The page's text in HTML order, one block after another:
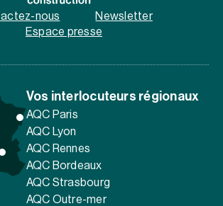
nous
Newsletter
Espace presse
Vos interlocuteurs régionaux
AQC Paris
AQC Lyon
AQC Rennes
AQC Bordeaux
AQC Strasbourg
AQC Outre-mer